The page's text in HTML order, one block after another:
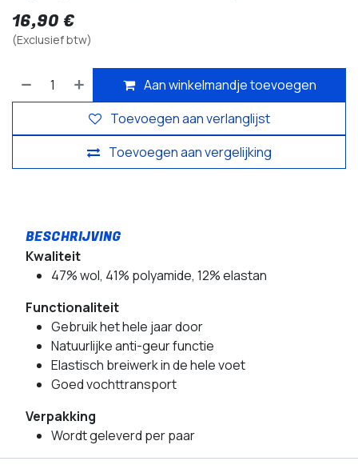
16,90 €
(Exclusief btw)
Aan winkelmandje toevoegen
Toevoegen aan vergelijking
Toevoegen aan verlanglijst
Kwaliteit
47% wol, 41% polyamide, 12% elastan
Functionaliteit
Gebruik het hele jaar door
Natuurlijke anti-geur functie
Elastisch breiwerk in de hele voet
Goed vochttransport
Verpakking
Wordt geleverd per paar